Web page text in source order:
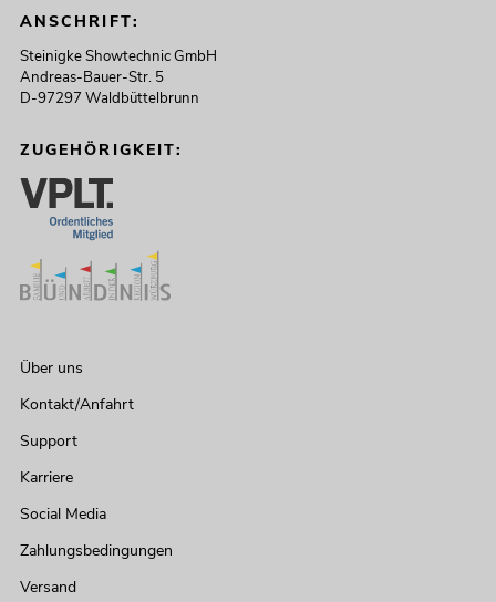
ANSCHRIFT:
Steinigke Showtechnic GmbH
Andreas-Bauer-Str. 5
D-97297 Waldbüttelbrunn
ZUGEHÖRIGKEIT:
Über uns
Kontakt/Anfahrt
Support
Karriere
Social Media
Zahlungsbedingungen
Versand